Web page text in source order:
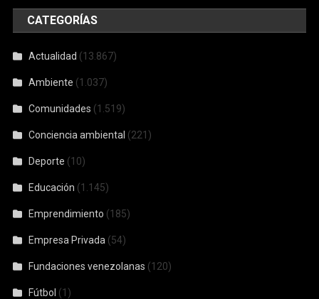
CATEGORÍAS
Actualidad (13.867)
Ambiente (1.037)
Comunidades (1.519)
Conciencia ambiental (221)
Deporte (10)
Educación (1.145)
Emprendimiento (185)
Empresa Privada (54)
Fundaciones venezolanas (120)
Fútbol (1)